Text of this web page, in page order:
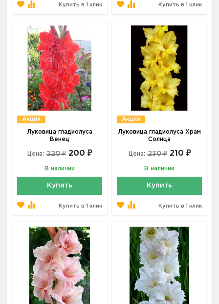
Купить в 1 клик Купить в 1 клик
Акция
Луковица гладиолуса
Венец
Цена: 220 ₽ 200 ₽
В наличии
Купить
Купить в 1 клик
Акция
Луковица гладиолуса Храм
Солнца
Цена: 230 ₽ 210 ₽
В наличии
Купить
Купить в 1 клик